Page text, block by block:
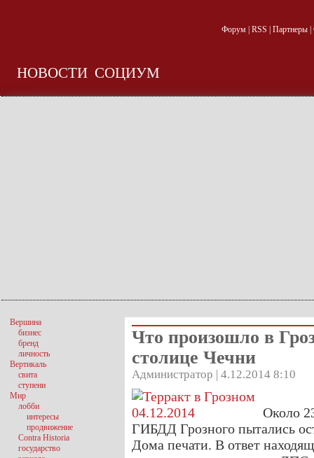
Форум| RSS Партнеры|
НОВОСТИ СОЦИУМ
Что произошло в
столице Чечни
Администратор | 4.12.2014 8:10
Около
ГИБДД Грозного пытались
Дома печати. В ответ
Вершина
бизнес
бренд
личность
Вертикаль
свита
ступени
Мир
лобби
интересы
продвижение
Contra Historia
государство